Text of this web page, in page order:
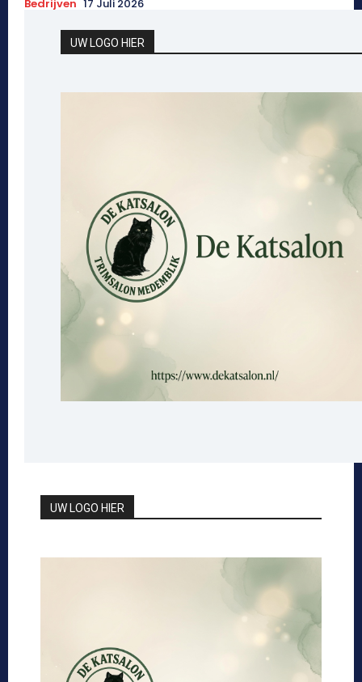
Bedrijven 17 Juli 2026
UW LOGO HIER
UW LOGO HIER